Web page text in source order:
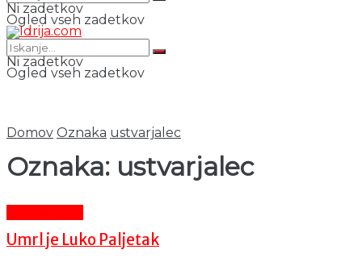
Ni zadetkov
Ogled vseh zadetkov
Ni zadetkov
Ogled vseh zadetkov
Domov Oznaka ustvarjalec
Oznaka: ustvarjalec
Umrl je Luko Paljetak